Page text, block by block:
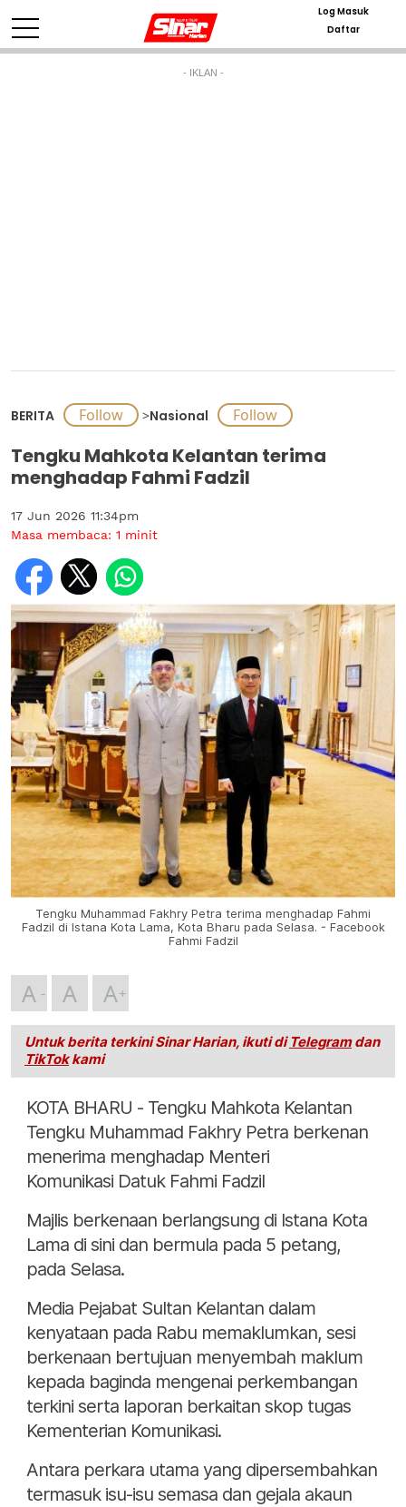
Log Masuk
Daftar
- IKLAN -
BERITA >Nasional
Tengku Mahkota Kelantan terima
menghadap Fahmi Fadzil
17 Jun 2026 11:34pm
Masa membaca: 1 minit
Tengku Muhammad Fakhry Petra terima menghadap Fahmi
Fadzil di Istana Kota Lama, Kota Bharu pada Selasa. - Facebook
Fahmi Fadzil
A A A
Untuk berita terkini Sinar Harian, ikuti di Telegramdan
TikTokkami
KOTA BHARU - Tengku Mahkota Kelantan
Tengku Muhammad Fakhry Petra berkenan
menerima menghadap Menteri
Komunikasi Datuk Fahmi Fadzil
Majlis berkenaan berlangsung di Istana Kota
Lama di sini dan bermula pada 5 petang,
pada Selasa.
Media Pejabat Sultan Kelantan dalam
kenyataan pada Rabu memaklumkan, sesi
berkenaan bertujuan menyembah maklum
kepada baginda mengenai perkembangan
terkini serta laporan berkaitan skop tugas
Kementerian Komunikasi.
Antara perkara utama yang dipersembahkan
termasuk isu-isu semasa dan gejala akaun